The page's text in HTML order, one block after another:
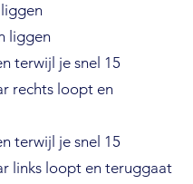
liggen
terwijl je snel 15
rechts loopt en
terwijl je snel 15
links loopt en teruggaat